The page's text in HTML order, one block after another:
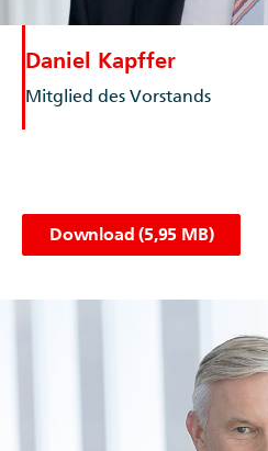
Daniel Kapffer
Mitglied des Vorstands
Download (5,95 MB)